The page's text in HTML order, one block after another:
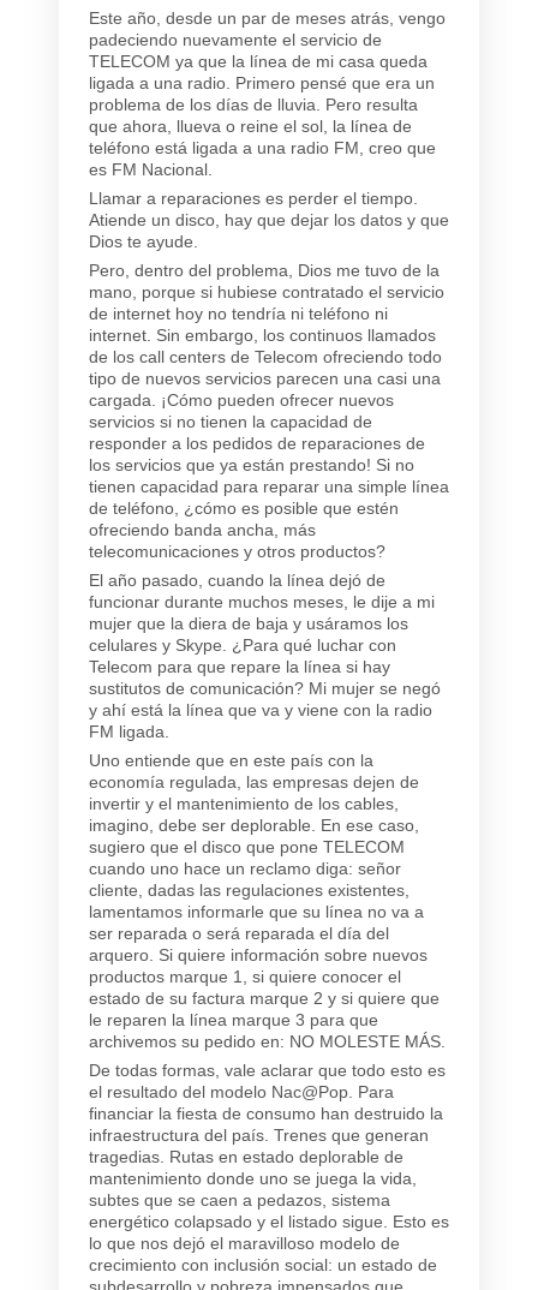
Este año, desde un par de meses atrás, vengo
padeciendo nuevamente el servicio de
TELECOM ya que la línea de mi casa queda
ligada a una radio. Primero pensé que era un
problema de los días de lluvia. Pero resulta
que ahora, llueva o reine el sol, la línea de
teléfono está ligada a una radio FM, creo que
es FM Nacional.
Llamar a reparaciones es perder el tiempo.
Atiende un disco, hay que dejar los datos y que
Dios te ayude.
Pero, dentro del problema, Dios me tuvo de la
mano, porque si hubiese contratado el servicio
de internet hoy no tendría ni teléfono ni
internet. Sin embargo, los continuos llamados
de los call centers de Telecom ofreciendo todo
tipo de nuevos servicios parecen una casi una
cargada. ¡Cómo pueden ofrecer nuevos
servicios si no tienen la capacidad de
responder a los pedidos de reparaciones de
los servicios que ya están prestando! Si no
tienen capacidad para reparar una simple línea
de teléfono, ¿cómo es posible que estén
ofreciendo banda ancha, más
telecomunicaciones y otros productos?
El año pasado, cuando la línea dejó de
funcionar durante muchos meses, le dije a mi
mujer que la diera de baja y usáramos los
celulares y Skype. ¿Para qué luchar con
Telecom para que repare la línea si hay
sustitutos de comunicación? Mi mujer se negó
y ahí está la línea que va y viene con la radio
FM ligada.
Uno entiende que en este país con la
economía regulada, las empresas dejen de
invertir y el mantenimiento de los cables,
imagino, debe ser deplorable. En ese caso,
sugiero que el disco que pone TELECOM
cuando uno hace un reclamo diga: señor
cliente, dadas las regulaciones existentes,
lamentamos informarle que su línea no va a
ser reparada o será reparada el día del
arquero. Si quiere información sobre nuevos
productos marque 1, si quiere conocer el
estado de su factura marque 2 y si quiere que
le reparen la línea marque 3 para que
archivemos su pedido en: NO MOLESTE MÁS.
De todas formas, vale aclarar que todo esto es
el resultado del modelo Nac@Pop. Para
financiar la fiesta de consumo han destruido la
infraestructura del país. Trenes que generan
tragedias. Rutas en estado deplorable de
mantenimiento donde uno se juega la vida,
subtes que se caen a pedazos, sistema
energético colapsado y el listado sigue. Esto es
lo que nos dejó el maravilloso modelo de
crecimiento con inclusión social: un estado de
subdesarrollo y pobreza impensados que